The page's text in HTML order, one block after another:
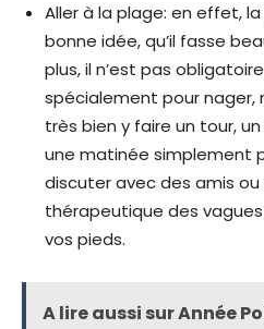
Aller à la plage: en effet,
bonne idée, qu’il fasse
plus, il n’est pas
spécialement pour nager,
très bien y faire un tour,
une matinée simplement
discuter avec des amis
thérapeutique des
vos pieds.
A lire aussi sur Année